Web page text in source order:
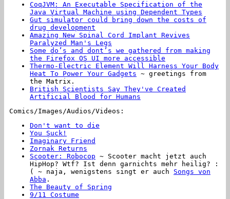
CoqJVM: An Executable Specification of the
Java Virtual Machine using Dependent Types
Gut simulator could bring down the costs of
drug development
Amazing New Spinal Cord Implant Revives
Paralyzed Man's Legs
Some do’s and dont’s we gathered from making
the Firefox OS UI more accessible
Thermo-Electric Element Will Harness Your Body
Heat To Power Your Gadgets ~ greetings from
the Matrix.
British Scientists Say They've Created
Artificial Blood for Humans
Comics/Images/Audios/Videos:
Don't want to die
You Suck!
Imaginary Friend
Zornak Returns
Scooter: Robocop ~ Scooter macht jetzt auch
HipHop? Wtf? Ist denn garnichts mehr heilig? :
( ~ naja, wenigstens singt er auch Songs von
Abba .
The Beauty of Spring
9/11 Costume